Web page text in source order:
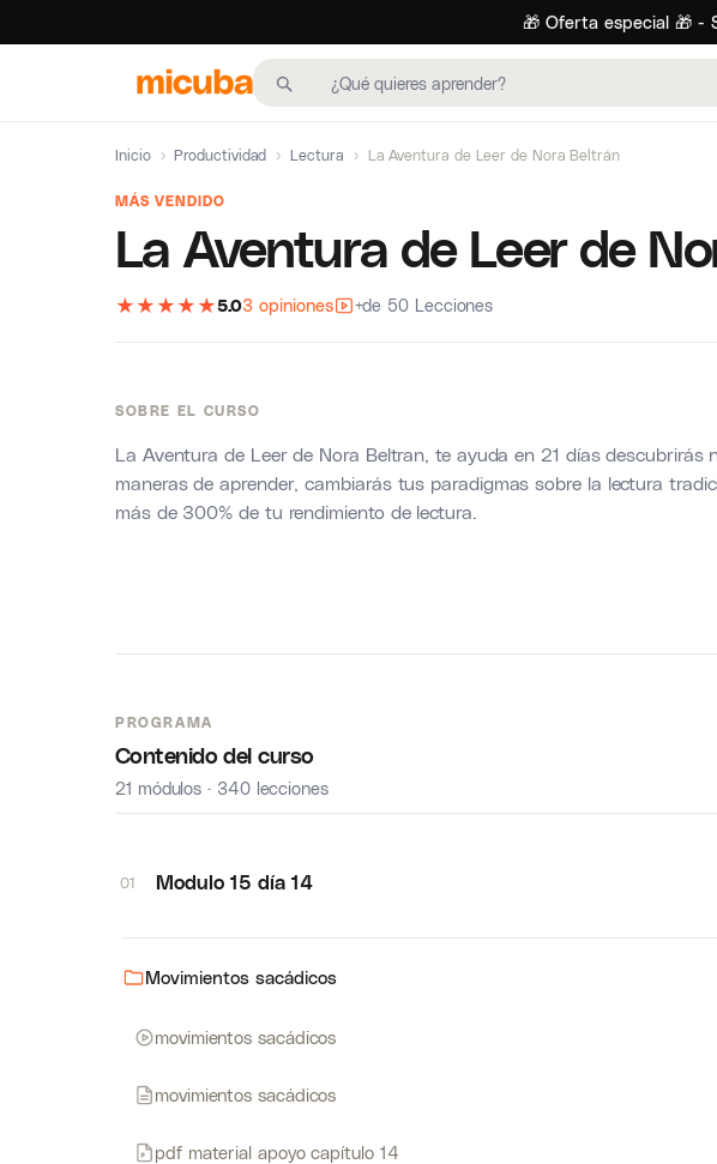
🎁 Oferta especial 🎁 -
Inicio › Productividad › Lectura › La Aventura de Leer de Nora Beltrán
MÁS VENDIDO
La Aventura de Leer de
★ ★ ★ ★ ★5.03 opiniones +de 50 Lecciones
SOBRE EL CURSO
La Aventura de Leer de Nora Beltran, te ayuda en 21 días descubrirás
maneras de aprender, cambiarás tus paradigmas sobre la lectura
más de 300% de tu rendimiento de lectura.
PROGRAMA
Contenido del curso
21 módulos · 340 lecciones
01 Modulo 15 día 14
Movimientos sacádicos
movimientos sacádicos
movimientos sacádicos
pdf material apoyo capítulo 14